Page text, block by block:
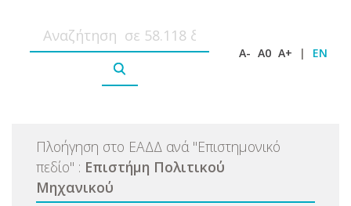
A- A0 A+ | EN
Πλοήγηση στο ΕΑΔΔ ανά "Επιστημονικό
πεδίο" : Επιστήμη Πολιτικού
Μηχανικού